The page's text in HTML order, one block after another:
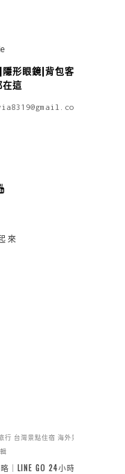
形眼鏡|背包客攻
這
來
行 台灣景點住宿 海外景
｜LINE GO 24小時機